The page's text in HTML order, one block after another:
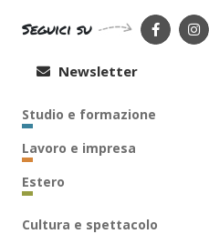
Seguici su
Newsletter
Studio e formazione
Lavoro e impresa
Estero
Cultura e spettacolo